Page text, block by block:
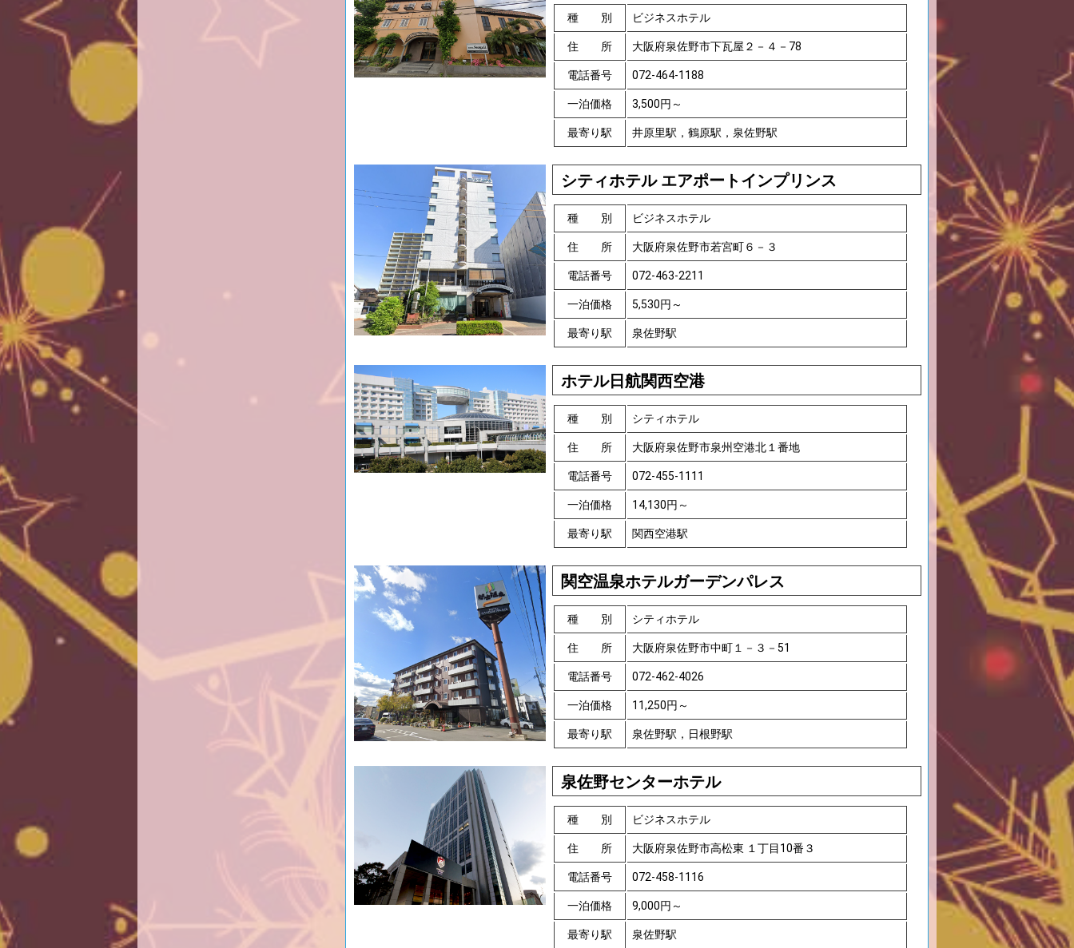
種 別 ビジネスホテル
住 所 大阪府泉佐野市下瓦屋２－４－78
電話番号 072-464-1188
一泊価格 3,500円～
最寄り駅 井原里駅，鶴原駅，泉佐野駅
シティホテル エアポートインプリンス
種 別 ビジネスホテル
住 所 大阪府泉佐野市若宮町６－３
電話番号 072-463-2211
一泊価格 5,530円～
最寄り駅 泉佐野駅
ホテル日航関西空港
種 別 シティホテル
住 所 大阪府泉佐野市泉州空港北１番地
電話番号 072-455-1111
一泊価格 14,130円～
最寄り駅 関西空港駅
関空温泉ホテルガーデンパレス
種 別 シティホテル
住 所 大阪府泉佐野市中町１－３－51
電話番号 072-462-4026
一泊価格 11,250円～
最寄り駅 泉佐野駅，日根野駅
泉佐野センターホテル
種 別 ビジネスホテル
住 所 大阪府泉佐野市高松東 １丁目10番３
電話番号 072-458-1116
一泊価格 9,000円～
最寄り駅 泉佐野駅